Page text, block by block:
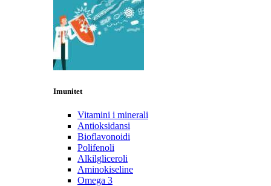
Imunitet
Vitamini i minerali
Antioksidansi
Bioflavonoidi
Polifenoli
Alkilgliceroli
Aminokiseline
Omega 3